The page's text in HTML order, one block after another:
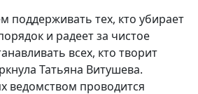
поддерживать тех, кто убирает
и радеет за чистое
всех, кто творит
Татьяна Витушева.
ведомством проводится